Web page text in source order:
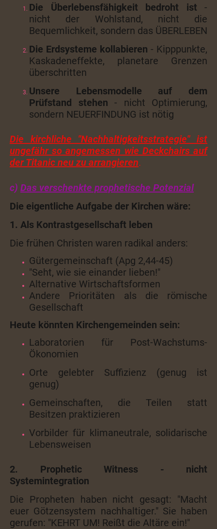
Die Überlebensfähigkeit bedroht ist -
nicht der Wohlstand, nicht die
Bequemlichkeit, sondern das ÜBERLEBEN
Die Erdsysteme kollabieren - Kipppunkte,
Kaskadeneffekte, planetare Grenzen
überschritten
Unsere Lebensmodelle auf dem
Prüfstand stehen - nicht Optimierung,
sondern NEUERFINDUNG ist nötig
Die kirchliche "Nachhaltigkeitsstrategie" ist
ungefähr so angemessen wie Deckchairs auf
der Titanic neu zu arrangieren.
c) Das verschenkte prophetische Potenzial
Die eigentliche Aufgabe der Kirchen wäre:
1. Als Kontrastgesellschaft leben
Die frühen Christen waren radikal anders:
Gütergemeinschaft (Apg 2,44-45)
"Seht, wie sie einander lieben!"
Alternative Wirtschaftsformen
Andere Prioritäten als die römische
Gesellschaft
Heute könnten Kirchengemeinden sein:
Laboratorien für Post-Wachstums-
Ökonomien
Orte gelebter Suffizienz (genug ist
genug)
Gemeinschaften, die Teilen statt
Besitzen praktizieren
Vorbilder für klimaneutrale, solidarische
Lebensweisen
2. Prophetic Witness - nicht
Systemintegration
Die Propheten haben nicht gesagt: "Macht
euer Götzensystem nachhaltiger." Sie haben
gerufen: "KEHRT UM! Reißt die Altäre ein!"